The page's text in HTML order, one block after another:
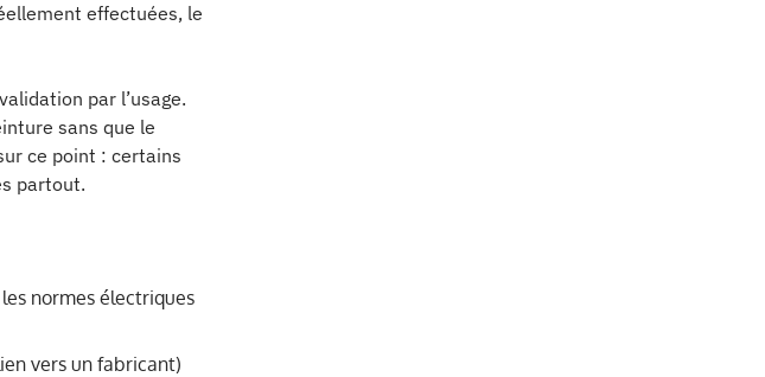
effectuées, le
par l’usage.
sans que le
ce point : certains
partout.
normes électriques
vers un fabricant)